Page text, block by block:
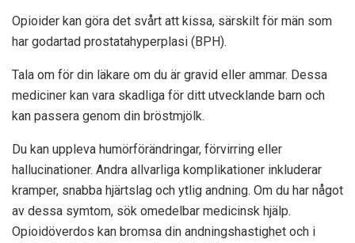
Opioider kan göra det svårt att kissa, särskilt för män som
har godartad prostatahyperplasi (BPH).
Tala om för din läkare om du är gravid eller ammar. Dessa
mediciner kan vara skadliga för ditt utvecklande barn och
kan passera genom din bröstmjölk.
Du kan uppleva humörförändringar, förvirring eller
hallucinationer. Andra allvarliga komplikationer inkluderar
kramper, snabba hjärtslag och ytlig andning. Om du har något
av dessa symtom, sök omedelbar medicinsk hjälp.
Opioidöverdos kan bromsa din andningshastighet och i